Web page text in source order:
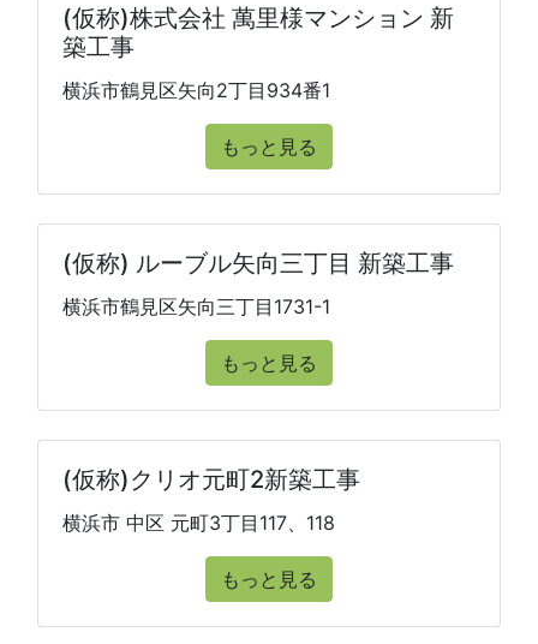
(仮称)株式会社 萬里様マンション 新
築工事
横浜市鶴見区矢向2丁目934番1
もっと見る
(仮称) ルーブル矢向三丁目 新築工事
横浜市鶴見区矢向三丁目1731-1
もっと見る
(仮称)クリオ元町2新築工事
横浜市 中区 元町3丁目117、118
もっと見る